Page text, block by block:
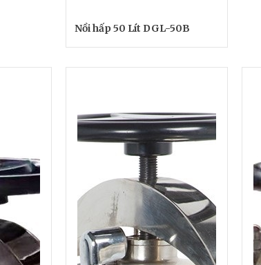
Nồi hấp 50 Lít DGL-50B